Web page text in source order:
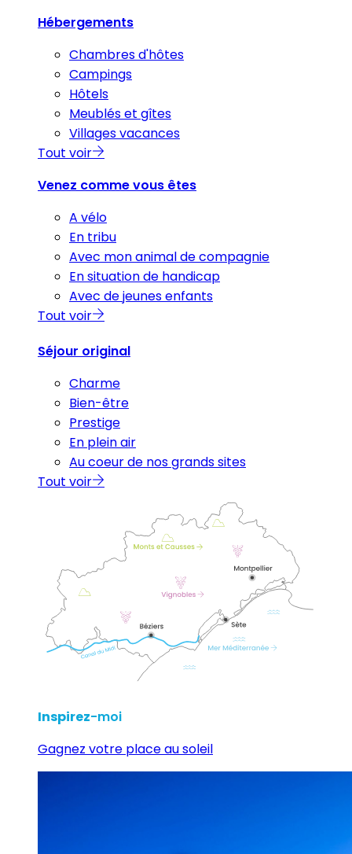
Hébergements
Chambres d'hôtes
Campings
Hôtels
Meublés et gîtes
Villages vacances
Tout voir
Venez comme vous êtes
A vélo
En tribu
Avec mon animal de compagnie
En situation de handicap
Avec de jeunes enfants
Tout voir
Séjour original
Charme
Bien-être
Prestige
En plein air
Au coeur de nos grands sites
Tout voir
Inspirez-moi
Gagnez votre place au soleil